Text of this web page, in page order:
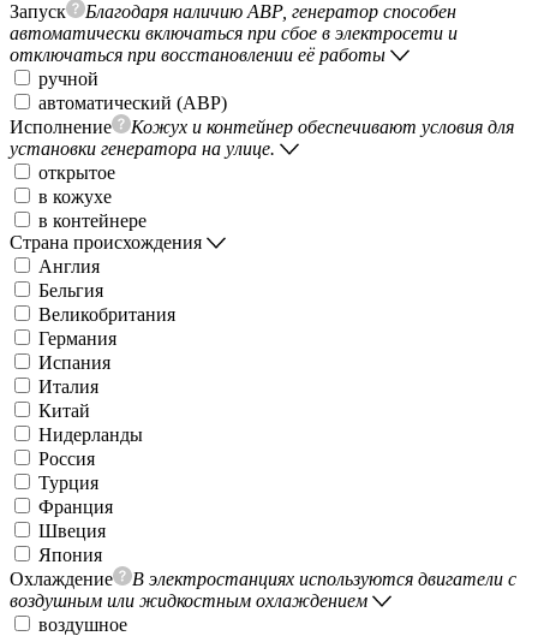
Запуск
Благодаря наличию АВР, генератор способен
автоматически включаться при сбое в электросети и
отключаться при восстановлении её работы
ручной
автоматический (АВР)
Исполнение
Кожух и контейнер обеспечивают условия для
установки генератора на улице.
открытое
в кожухе
в контейнере
Страна происхождения
Англия
Бельгия
Великобритания
Германия
Испания
Италия
Китай
Нидерланды
Россия
Турция
Франция
Швеция
Япония
Охлаждение
В электростанциях используются двигатели с
воздушным или жидкостным охлаждением
воздушное